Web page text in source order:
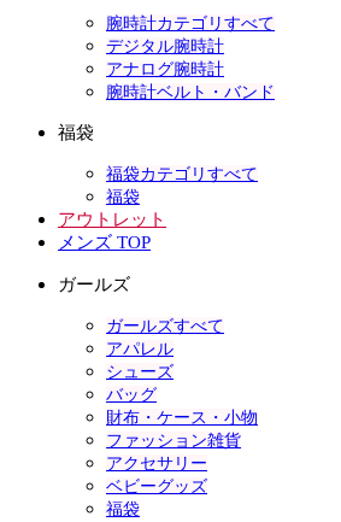
腕時計カテゴリすべて
デジタル腕時計
アナログ腕時計
腕時計ベルト・バンド
福袋
福袋カテゴリすべて
福袋
アウトレット
メンズ TOP
ガールズ
ガールズすべて
アパレル
シューズ
バッグ
財布・ケース・小物
ファッション雑貨
アクセサリー
ベビーグッズ
福袋